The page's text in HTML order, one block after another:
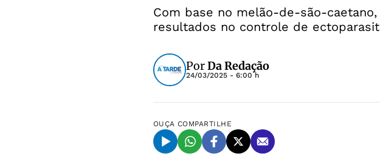
Com base no melão-de-são-
resultados no controle de
PorDa Redação
24/03/2025 - 6:00 h
OUÇA COMPARTILHE